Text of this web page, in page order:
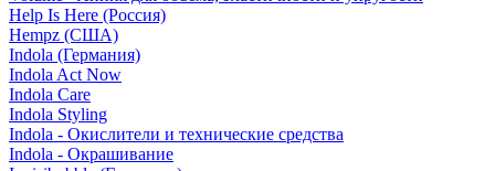
Help Is Here (Россия)
Hempz (США)
Indola (Германия)
Indola Act Now
Indola Care
Indola Styling
Indola - Окислители и технические средства
Indola - Окрашивание